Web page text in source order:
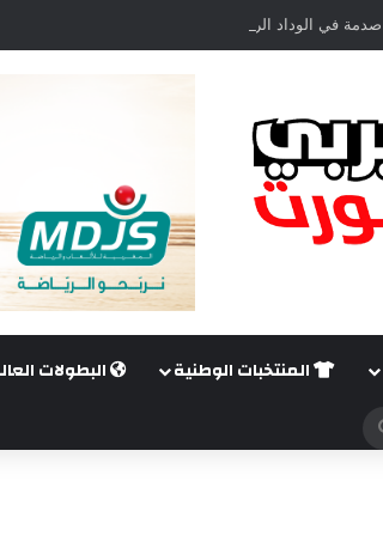
صدمة في الوداد الرياضي.. غيليرمي فيريرا يقترب من
المنتخبات الوطنية البطولات